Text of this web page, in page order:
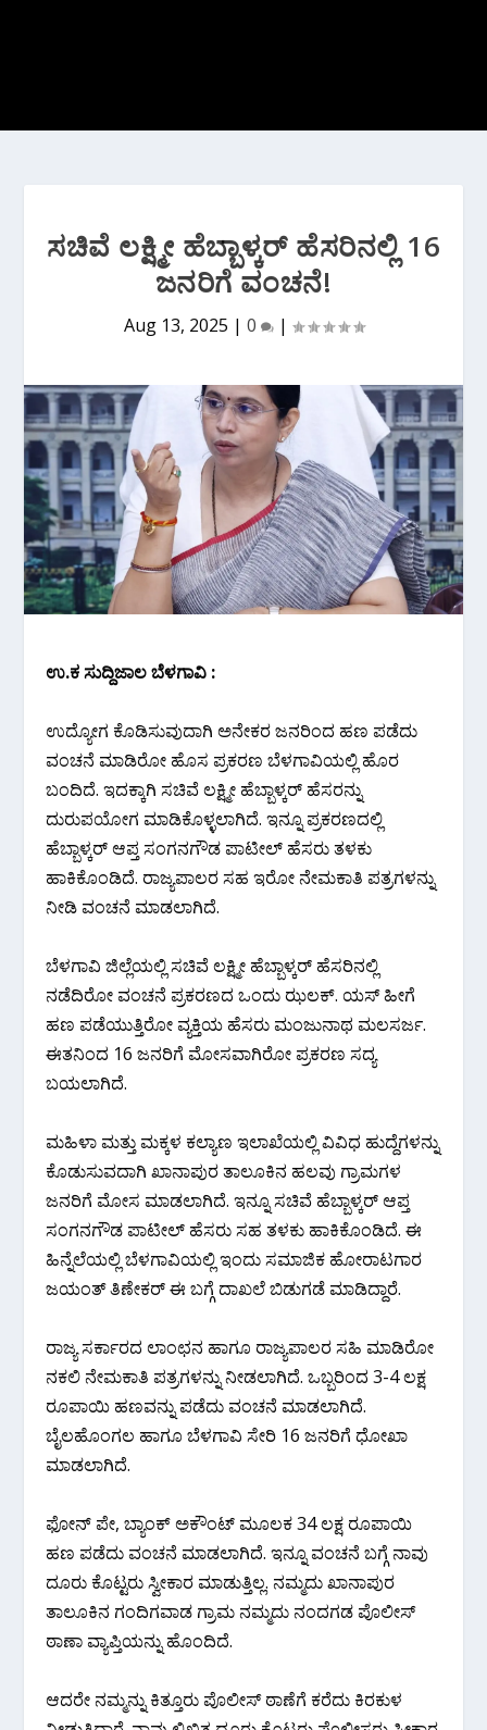
ಸಚಿವೆ ಲಕ್ಷ್ಮೀ ಹೆಬ್ಬಾಳ್ಕರ್ ಹೆಸರಿನಲ್ಲಿ 16
ಜನರಿಗೆ ವಂಚನೆ!
Aug 13, 2025 | 0 |
ಉ‌.ಕ ಸುದ್ದಿಜಾಲ ಬೆಳಗಾವಿ :
ಉದ್ಯೋಗ ಕೊಡಿಸುವುದಾಗಿ ಅನೇಕರ ಜನರಿಂದ ಹಣ ಪಡೆದು
ವಂಚನೆ ಮಾಡಿರೋ ಹೊಸ ಪ್ರಕರಣ ಬೆಳಗಾವಿಯಲ್ಲಿ ಹೊರ
ಬಂದಿದೆ. ಇದಕ್ಕಾಗಿ ಸಚಿವೆ ಲಕ್ಷ್ಮೀ ಹೆಬ್ಬಾಳ್ಕರ್ ಹೆಸರನ್ನು
ದುರುಪಯೋಗ ಮಾಡಿಕೊಳ್ಳಲಾಗಿದೆ. ಇನ್ನೂ ಪ್ರಕರಣದಲ್ಲಿ
ಹೆಬ್ಬಾಳ್ಕರ್ ಆಪ್ತ ಸಂಗನಗೌಡ ಪಾಟೀಲ್ ಹೆಸರು ತಳಕು
ಹಾಕಿಕೊಂಡಿದೆ. ರಾಜ್ಯಪಾಲರ ಸಹ ಇರೋ ನೇಮಕಾತಿ ಪತ್ರಗಳನ್ನು
ನೀಡಿ ವಂಚನೆ ಮಾಡಲಾಗಿದೆ.
ಬೆಳಗಾವಿ ಜಿಲ್ಲೆಯಲ್ಲಿ ಸಚಿವೆ ಲಕ್ಷ್ಮೀ ಹೆಬ್ಬಾಳ್ಕರ್ ಹೆಸರಿನಲ್ಲಿ
ನಡೆದಿರೋ ವಂಚನೆ ಪ್ರಕರಣದ ಒಂದು ಝಲಕ್. ಯಸ್ ಹೀಗೆ
ಹಣ ಪಡೆಯುತ್ತಿರೋ ವ್ಯಕ್ತಿಯ ಹೆಸರು ಮಂಜುನಾಥ ಮಲಸರ್ಜ.
ಈತನಿಂದ 16 ಜನರಿಗೆ ಮೋಸವಾಗಿರೋ ಪ್ರಕರಣ ಸದ್ಯ
ಬಯಲಾಗಿದೆ.
ಮಹಿಳಾ ಮತ್ತು ಮಕ್ಕಳ ಕಲ್ಯಾಣ ಇಲಾಖೆಯಲ್ಲಿ ವಿವಿಧ ಹುದ್ದೆಗಳನ್ನು
ಕೊಡುಸುವದಾಗಿ ಖಾನಾಪುರ ತಾಲೂಕಿನ ಹಲವು ಗ್ರಾಮಗಳ
ಜನರಿಗೆ ಮೋಸ ಮಾಡಲಾಗಿದೆ. ಇನ್ನೂ ಸಚಿವೆ ಹೆಬ್ಬಾಳ್ಕರ್ ಆಪ್ತ
ಸಂಗನಗೌಡ ಪಾಟೀಲ್ ಹೆಸರು ಸಹ ತಳಕು ಹಾಕಿಕೊಂಡಿದೆ. ಈ
ಹಿನ್ನೆಲೆಯಲ್ಲಿ ಬೆಳಗಾವಿಯಲ್ಲಿ ಇಂದು ಸಮಾಜಿಕ ಹೋರಾಟಗಾರ
ಜಯಂತ್ ತಿಣೇಕರ್ ಈ ಬಗ್ಗೆ ದಾಖಲೆ ಬಿಡುಗಡೆ ಮಾಡಿದ್ದಾರೆ.
ರಾಜ್ಯ ಸರ್ಕಾರದ ಲಾಂಛನ ಹಾಗೂ ರಾಜ್ಯಪಾಲರ ಸಹಿ ಮಾಡಿರೋ
ನಕಲಿ ನೇಮಕಾತಿ ಪತ್ರಗಳನ್ನು ನೀಡಲಾಗಿದೆ. ಒಬ್ಬರಿಂದ 3-4 ಲಕ್ಷ
ರೂಪಾಯಿ ಹಣವನ್ನು ಪಡೆದು ವಂಚನೆ ಮಾಡಲಾಗಿದೆ.
ಬೈಲಹೊಂಗಲ ಹಾಗೂ ಬೆಳಗಾವಿ ಸೇರಿ 16 ಜನರಿಗೆ ಧೋಖಾ
ಮಾಡಲಾಗಿದೆ.
ಫೋನ್ ಪೇ, ಬ್ಯಾಂಕ್ ಅಕೌಂಟ್ ಮೂಲಕ 34 ಲಕ್ಷ ರೂಪಾಯಿ
ಹಣ ಪಡೆದು ವಂಚನೆ ಮಾಡಲಾಗಿದೆ. ಇನ್ನೂ ವಂಚನೆ ಬಗ್ಗೆ ನಾವು
ದೂರು ಕೊಟ್ಟರು ಸ್ವೀಕಾರ ಮಾಡುತ್ತಿಲ್ಲ. ನಮ್ಮದು ಖಾನಾಪುರ
ತಾಲೂಕಿನ ಗಂದಿಗವಾಡ ಗ್ರಾಮ ನಮ್ಮದು ನಂದಗಡ ಪೊಲೀಸ್
ಠಾಣಾ ವ್ಯಾಪ್ತಿಯನ್ನು ಹೊಂದಿದೆ.
ಆದರೇ ನಮ್ಮನ್ನು ಕಿತ್ತೂರು ಪೊಲೀಸ್ ಠಾಣೆಗೆ ಕರೆದು ಕಿರಕುಳ